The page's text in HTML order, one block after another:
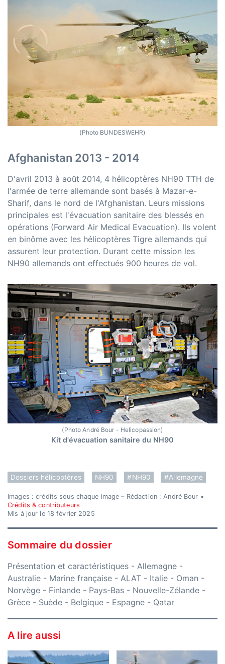
(Photo BUNDESWEHR)
Afghanistan 2013 - 2014
D'avril 2013 à août 2014, 4 hélicoptères NH90 TTH de
l'armée de terre allemande sont basés à Mazar-e-
Sharif, dans le nord de l'Afghanistan. Leurs missions
principales est l'évacuation sanitaire des blessés en
opérations (Forward Air Medical Evacuation). Ils volent
en binôme avec les hélicoptères Tigre allemands qui
assurent leur protection. Durant cette mission les
NH90 allemands ont effectués 900 heures de vol.
(Photo André Bour - Helicopassion)
Kit d'évacuation sanitaire du NH90
Dossiers hélicoptères NH90 #NH90 #Allemagne
Images : crédits sous chaque image – Rédaction : André Bour •
Crédits & contributeurs
Mis à jour le 18 février 2025
Sommaire du dossier
Présentation et caractéristiques - Allemagne -
Australie - Marine française - ALAT - Italie - Oman -
Norvège - Finlande - Pays-Bas - Nouvelle-Zélande -
Grèce - Suède - Belgique - Espagne - Qatar
A lire aussi